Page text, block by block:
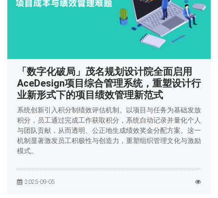
「数字化破局」茂名规划设计院全面启用
AceDesign项目综合管理系统，重塑设计行
业新形式下的项目绩效管理新范式
系统创新引入积分制绩效评估机制。以项目与任务为基础发放
积分，员工通过完成工作获取积分，系统自动记录并量化个人
与团队贡献，从而透明、公正地生成绩效奖金分配方案。这一
机制显著激发员工积极性与创造力，重塑组织管理文化与激励
模式。
2025-09-05